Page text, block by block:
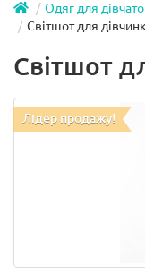
Одяг для
Світшот для
Світшот
Лідер продажу!